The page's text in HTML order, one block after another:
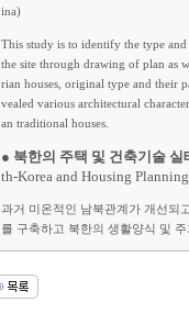
ina)
This study is to identify the type
the site through drawing of plan as
rian houses, original type and their
vealed various architectural
an traditional houses.
● 북한의 주택 및 건축기술
th-Korea and Housing
과거 미온적인 남북관계가 개선되
를 구축하고 북한의 생활양식 및